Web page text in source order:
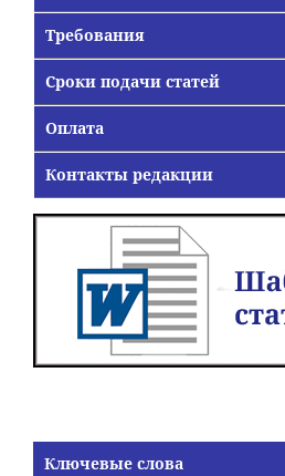
Требования
Сроки подачи статей
Оплата
Контакты редакции
Ключевые слова